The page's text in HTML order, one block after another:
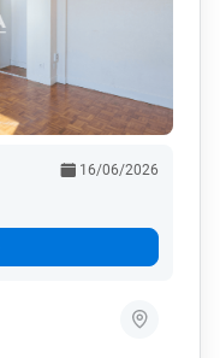
16/06/2026